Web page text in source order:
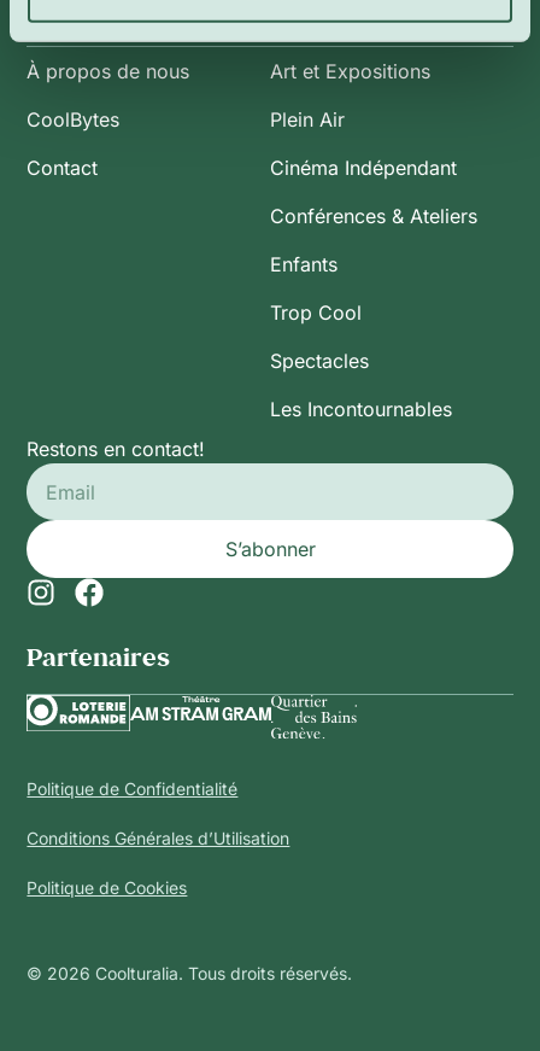
À propos de nous
CoolBytes
Contact
Catégories
Art et Expositions
Plein Air
Cinéma Indépendant
Conférences & Ateliers
Enfants
Trop Cool
Spectacles
Les Incontournables
Restons en contact!
S’abonner
Partenaires​
Politique de Confidentialité
Conditions Générales d’Utilisation
Politique de Cookies
© 2026 Coolturalia. Tous droits réservés.